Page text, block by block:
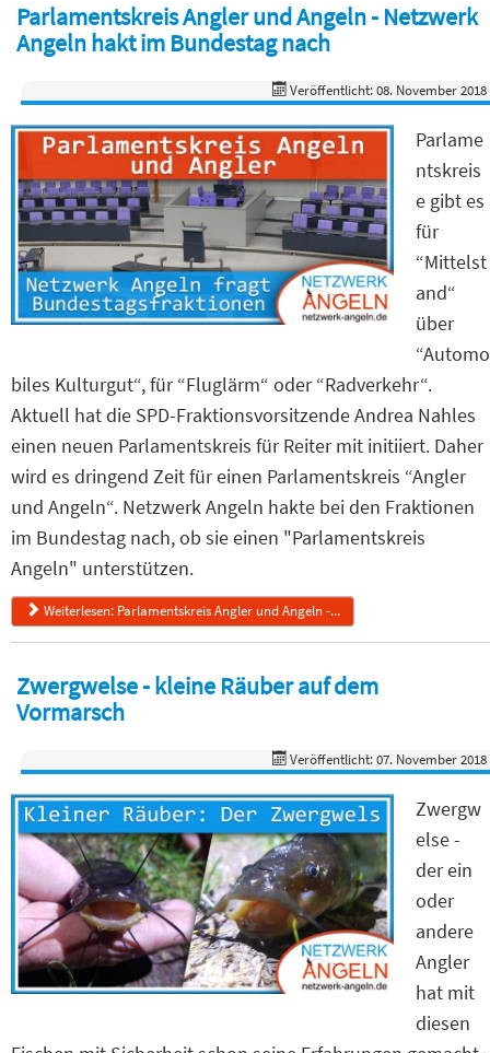
Parlamentskreis Angler und Angeln - Netzwerk
Angeln hakt im Bundestag nach
Veröffentlicht: 08. November 2018
Parlame
ntskreis
e gibt es
für
“Mittelst
and“
über
“Automo
biles Kulturgut“, für “Fluglärm“ oder “Radverkehr“.
Aktuell hat die SPD-Fraktionsvorsitzende Andrea Nahles
einen neuen Parlamentskreis für Reiter mit initiiert. Daher
wird es dringend Zeit für einen Parlamentskreis “Angler
und Angeln“. Netzwerk Angeln hakte bei den Fraktionen
im Bundestag nach, ob sie einen "Parlamentskreis
Angeln" unterstützen.
Weiterlesen: Parlamentskreis Angler und Angeln -...
Zwergwelse - kleine Räuber auf dem
Vormarsch
Veröffentlicht: 07. November 2018
Zwergw
else -
der ein
oder
andere
Angler
hat mit
diesen